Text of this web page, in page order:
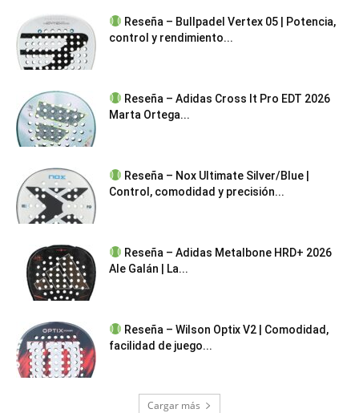
Reseña – Bullpadel Vertex 05 | Potencia,
control y rendimiento...
Reseña – Adidas Cross It Pro EDT 2026
Marta Ortega...
Reseña – Nox Ultimate Silver/Blue |
Control, comodidad y precisión...
Reseña – Adidas Metalbone HRD+ 2026
Ale Galán | La...
Reseña – Wilson Optix V2 | Comodidad,
facilidad de juego...
Cargar más